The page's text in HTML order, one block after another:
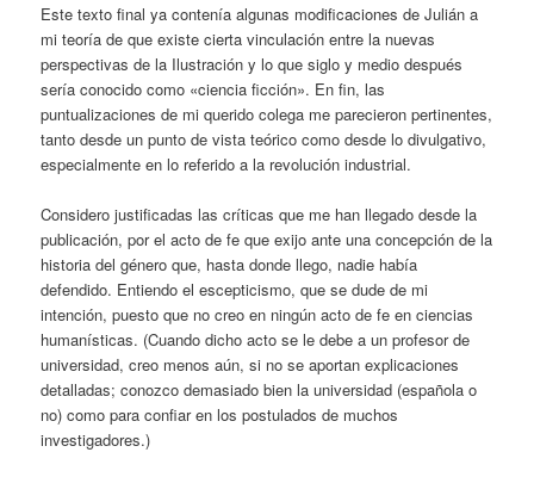
Este texto final ya contenía algunas modificaciones de Julián a
mi teoría de que existe cierta vinculación entre la nuevas
perspectivas de la Ilustración y lo que siglo y medio después
sería conocido como «ciencia ficción». En fin, las
puntualizaciones de mi querido colega me parecieron pertinentes,
tanto desde un punto de vista teórico como desde lo divulgativo,
especialmente en lo referido a la revolución industrial.
Considero justificadas las críticas que me han llegado desde la
publicación, por el acto de fe que exijo ante una concepción de la
historia del género que, hasta donde llego, nadie había
defendido. Entiendo el escepticismo, que se dude de mi
intención, puesto que no creo en ningún acto de fe en ciencias
humanísticas. (Cuando dicho acto se le debe a un profesor de
universidad, creo menos aún, si no se aportan explicaciones
detalladas; conozco demasiado bien la universidad (española o
no) como para confiar en los postulados de muchos
investigadores.)